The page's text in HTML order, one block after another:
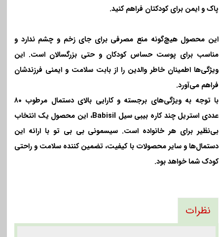
پاک و ایمن برای کودکتان فراهم کنید.
این محصول هیچ‌گونه منع مصرفی برای جای زخم و چشم ندارد و
مناسب برای پوست حساس کودکان و حتی بزرگسالان است. این
ویژگی‌ها اطمینان خاطر والدین را از بابت سلامت و ایمنی فرزندشان
فراهم می‌آورد.
با توجه به ویژگی‌های برجسته و کارایی بالای دستمال مرطوب ۸۰
عددی استریل چند کاره بیبی سیل
، این محصول یک انتخاب
بی‌نظیر برای هر خانواده است. سیسمونی بی بی تو با ارائه این
دستمال‌ها و سایر محصولات با کیفیت، تضمین کننده سلامت و راحتی
کودک شما خواهد بود.
نظرات